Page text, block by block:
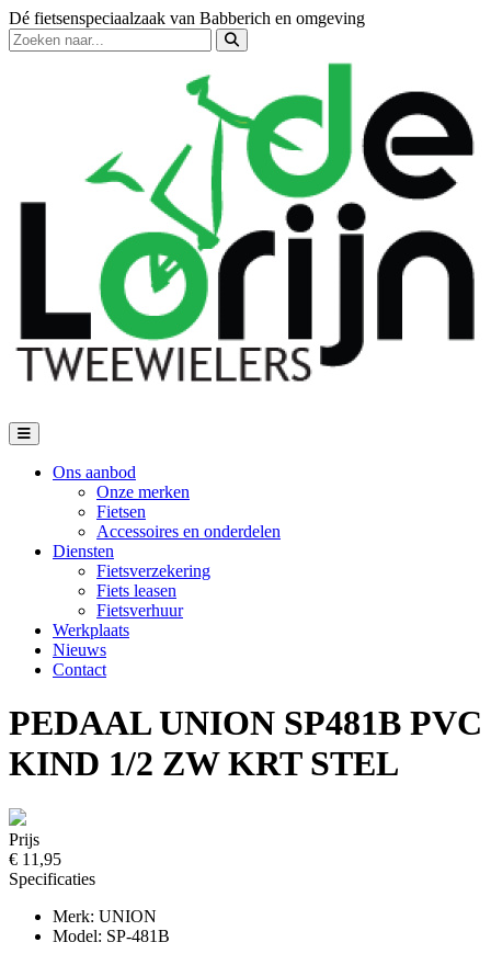
Dé fietsenspeciaalzaak van Babberich en omgeving
Ons aanbod
Onze merken
Fietsen
Accessoires en onderdelen
Diensten
Fietsverzekering
Fiets leasen
Fietsverhuur
Werkplaats
Nieuws
Contact
PEDAAL UNION SP481B PVC
KIND 1/2 ZW KRT STEL
Prijs
€ 11,95
Specificaties
Merk: UNION
Model: SP-481B